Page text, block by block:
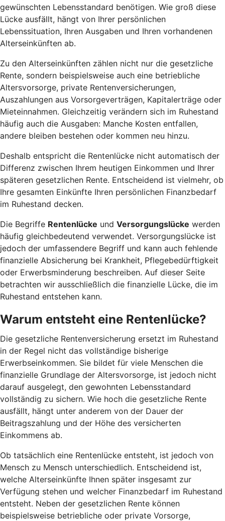
gewünschten Lebensstandard benötigen. Wie groß diese
Lücke ausfällt, hängt von Ihrer persönlichen
Lebenssituation, Ihren Ausgaben und Ihren vorhandenen
Alterseinkünften ab.
Zu den Alterseinkünften zählen nicht nur die gesetzliche
Rente, sondern beispielsweise auch eine betriebliche
Altersvorsorge, private Rentenversicherungen,
Auszahlungen aus Vorsorgeverträgen, Kapitalerträge oder
Mieteinnahmen. Gleichzeitig verändern sich im Ruhestand
häufig auch die Ausgaben: Manche Kosten entfallen,
andere bleiben bestehen oder kommen neu hinzu.
Deshalb entspricht die Rentenlücke nicht automatisch der
Differenz zwischen Ihrem heutigen Einkommen und Ihrer
späteren gesetzlichen Rente. Entscheidend ist vielmehr, ob
Ihre gesamten Einkünfte Ihren persönlichen Finanzbedarf
im Ruhestand decken.
Die Begriffe Rentenlücke und Versorgungslücke werden
häufig gleichbedeutend verwendet. Versorgungslücke ist
jedoch der umfassendere Begriff und kann auch fehlende
finanzielle Absicherung bei Krankheit, Pflegebedürftigkeit
oder Erwerbsminderung beschreiben. Auf dieser Seite
betrachten wir ausschließlich die finanzielle Lücke, die im
Ruhestand entstehen kann.
Warum entsteht eine Rentenlücke?
Die gesetzliche Rentenversicherung ersetzt im Ruhestand
in der Regel nicht das vollständige bisherige
Erwerbseinkommen. Sie bildet für viele Menschen die
finanzielle Grundlage der Altersvorsorge, ist jedoch nicht
darauf ausgelegt, den gewohnten Lebensstandard
vollständig zu sichern. Wie hoch die gesetzliche Rente
ausfällt, hängt unter anderem von der Dauer der
Beitragszahlung und der Höhe des versicherten
Einkommens ab.
Ob tatsächlich eine Rentenlücke entsteht, ist jedoch von
Mensch zu Mensch unterschiedlich. Entscheidend ist,
welche Alterseinkünfte Ihnen später insgesamt zur
Verfügung stehen und welcher Finanzbedarf im Ruhestand
entsteht. Neben der gesetzlichen Rente können
beispielsweise betriebliche oder private Vorsorge,